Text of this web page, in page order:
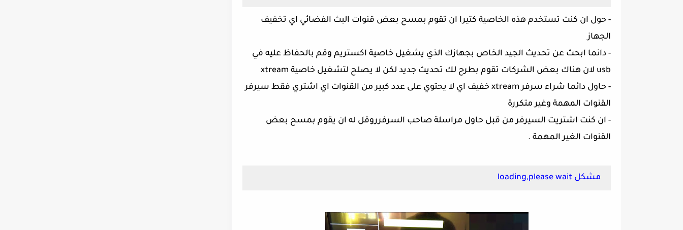
- حول ان كنت تستخدم هذه الخاصية كتيرا ان تقوم بمسح بعض قنوات البث الفضائي اي تخفيف
الجهاز
- دائما ابحث عن تحديث الجيد الخاص بجهازك الذي يشغيل خاصية اكستريم وقم بالحفاظ عليه في
usb لان هناك بعض الشركات تقوم بطرح لك تحديث جديد لكن لا يصلح لتشغيل خاصية xtream
- حاول دائما شراء سرفر xtream خفيف اي لا يحتوي على عدد كبير من القنوات اي اشتري فقط سيرفر
القنوات المهمة وغير متكررة
- ان كنت اشتريت السيرفر من قبل حاول مراسلة صاحب السرفرروقل له ان يقوم بمسح بعض
القنوات الغير المهمة .
مشكل loading,please wait